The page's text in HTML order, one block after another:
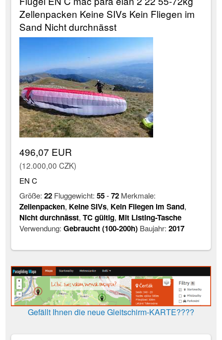
Zellenpacken Keine SIVs Kein Fliegen im
Sand Nicht durchnässt
496,07 EUR
(12.000,00 CZK)
EN C
Größe:22 Fluggewicht:55-72 Merkmale:
Zellenpacken, Keine SIVs, Kein Fliegen im Sand,
Nicht durchnässt,TC gültig, Mit Listing-Tasche
Verwendung:Gebraucht (100-200h) Baujahr:2017
Gefällt Ihnen die neue Gleitschirm-KARTE????